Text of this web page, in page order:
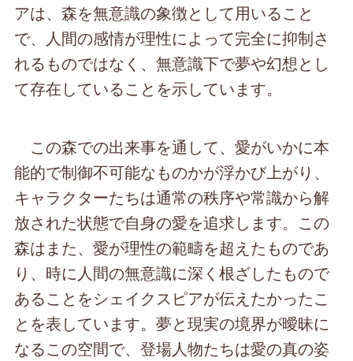
アは、森を無意識の象徴として用いること
で、人間の感情が理性によって完全に抑制さ
れるものではなく、無意識下で夢や幻想とし
て存在していることを示しています。
この森での出来事を通して、愛がいかに本
能的で制御不可能なものかが浮かび上がり、
キャラクターたちは通常の秩序や常識から解
放された状態で自身の愛を追求します。この
森はまた、愛が理性の範疇を超えたものであ
り、時に人間の無意識に深く根ざしたもので
あることをシェイクスピアが伝えたかったこ
とを表しています。夢と現実の境界が曖昧に
なるこの空間で、登場人物たちは愛の真の姿